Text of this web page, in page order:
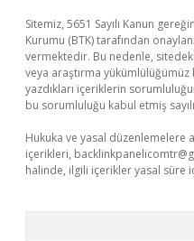
Sitemiz, 5651 Sayılı Kanun
Kurumu (BTK) tarafından
vermektedir. Bu nedenle,
veya araştırma
yazdıkları içeriklerin
bu sorumluluğu kabul etmiş
Hukuka ve yasal düzenlemelere
içerikleri,
halinde, ilgili içerikler yasal süre